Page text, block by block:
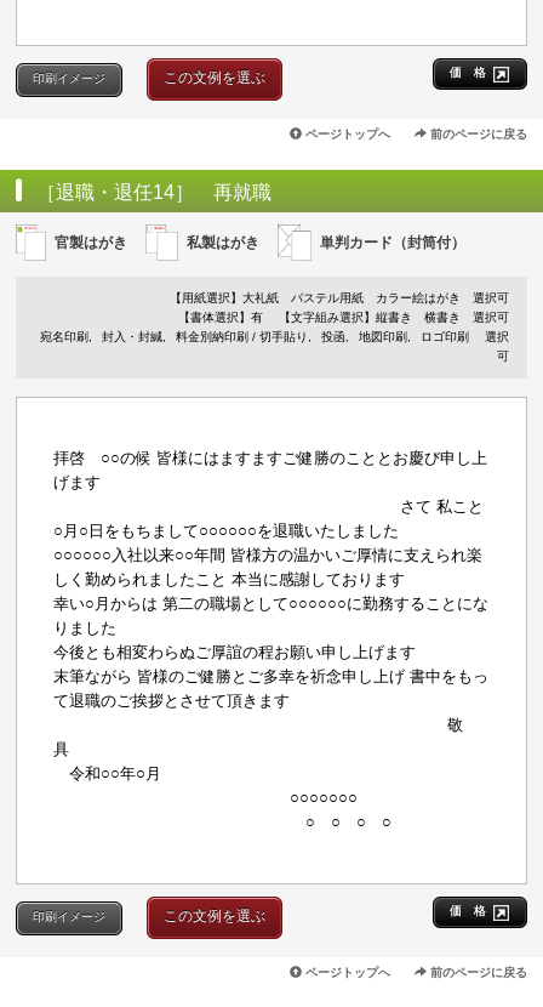
価 格
印刷イメージ この文例を選ぶ
ページトップへ 前のページに戻る
［退職・退任14］ 再就職
官製はがき 私製はがき 単判カード（封筒付）
【用紙選択】 大礼紙 パステル用紙 カラー絵はがき
選択可
【書体選択】有
【文字組み選択】縦書き 横書き 選択可
宛名印刷
封入・封緘 料金別納印刷 / 切手貼り 投函 地図印刷 ロゴ印刷
選択
可
拝啓 ○○の候 皆様にはますますご健勝のこととお慶び申し上
げます
さて 私こと
○月○日をもちまして○○○○○○を退職いたしました
○○○○○○入社以来○○年間 皆様方の温かいご厚情に支えられ楽
しく勤められましたこと 本当に感謝しております
幸い○月からは 第二の職場として○○○○○○に勤務することにな
りました
今後とも相変わらぬご厚誼の程お願い申し上げます
末筆ながら 皆様のご健勝とご多幸を祈念申し上げ 書中をもっ
て退職のご挨拶とさせて頂きます
敬
具
令和○○年○月
○○○○○○○
○ ○ ○ ○
価 格
印刷イメージ この文例を選ぶ
ページトップへ 前のページに戻る